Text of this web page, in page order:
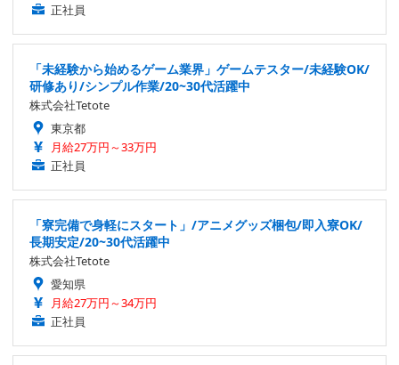
正社員
「未経験から始めるゲーム業界」ゲームテスター/未経験OK/
研修あり/シンプル作業/20~30代活躍中
株式会社Tetote
東京都
月給27万円～33万円
正社員
「寮完備で身軽にスタート」/アニメグッズ梱包/即入寮OK/
長期安定/20~30代活躍中
株式会社Tetote
愛知県
月給27万円～34万円
正社員